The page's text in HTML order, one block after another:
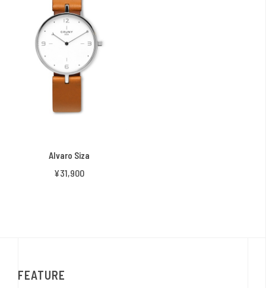
Alvaro Siza
¥31,900
FEATURE